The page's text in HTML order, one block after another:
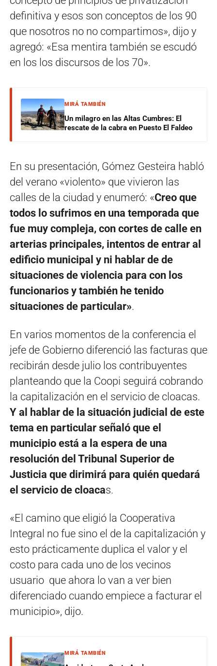
definitiva y esos son conceptos de los 90
que nosotros no no compartimos», dijo y
agregó: «Esa mentira también se escudó
en los los discursos de los 70».
MIRÁ TAMBIÉN
Un milagro en las Altas Cumbres: El
rescate de la cabra en Puesto El Faldeo
En su presentación, Gómez Gesteira habló
del verano «violento» que vivieron las
calles de la ciudad y enumeró: «Creo que
todos lo sufrimos en una temporada que
fue muy compleja, con cortes de calle en
arterias principales, intentos de entrar al
edificio municipal y ni hablar de de
situaciones de violencia para con los
funcionarios y también he tenido
situaciones de particular».
En varios momentos de la conferencia el
jefe de Gobierno diferenció las facturas que
recibirán desde julio los contribuyentes
planteando que la Coopi seguirá cobrando
la capitalización en el servicio de cloacas.
Y al hablar de la situación judicial de este
tema en particular señaló que el
municipio está a la espera de una
resolución del Tribunal Superior de
Justicia que dirimirá para quién quedará
el servicio de cloacas.
«El camino que eligió la Cooperativa
Integral no fue sino el de la capitalización y
esto prácticamente duplica el valor y el
costo para cada uno de los vecinos
usuario que ahora lo van a ver bien
diferenciado cuando empiece a facturar el
municipio», dijo.
MIRÁ TAMBIÉN